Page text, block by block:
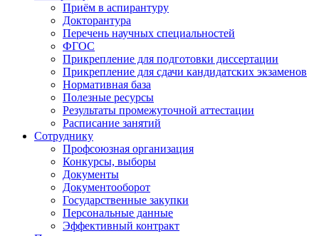
Приём в аспирантуру
Докторантура
Перечень научных специальностей
ФГОС
Прикрепление для подготовки диссертации
Прикрепление для сдачи кандидатских экзаменов
Нормативная база
Полезные ресурсы
Результаты промежуточной аттестации
Расписание занятий
Сотруднику
Профсоюзная организация
Конкурсы, выборы
Документы
Документооборот
Государственные закупки
Персональные данные
Эффективный контракт